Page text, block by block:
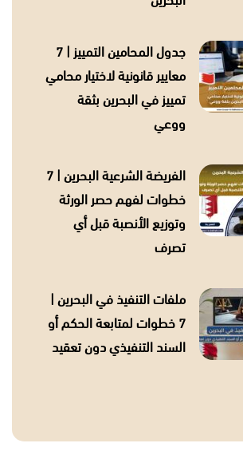
جدول المحامين التمييز | 7
معايير قانونية لاختيار محامي
تمييز في البحرين بثقة
ووعي
الفريضة الشرعية البحرين | 7
خطوات لفهم حصر الورثة
وتوزيع الأنصبة قبل أي
تصرف
ملفات التنفيذ في البحرين |
7 خطوات لمتابعة الحكم أو
السند التنفيذي دون تعقيد